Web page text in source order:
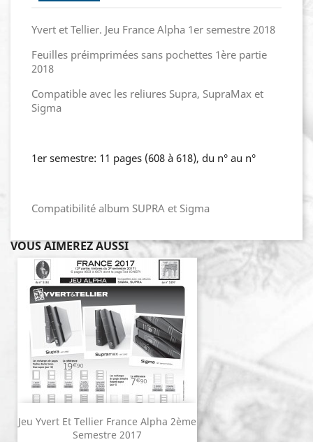
Yvert et Tellier. Jeu France Alpha 1er semestre 2018
Feuilles préimprimées sans pochettes 1ère partie
2018
Compatible avec les reliures Supra, SupraMax et
Sigma
1er semestre: 11 pages (608 à 618), du n° au n°
Compatibilité album SUPRA et Sigma
VOUS AIMEREZ AUSSI
Jeu Yvert Et Tellier France Alpha 2ème
Semestre 2017